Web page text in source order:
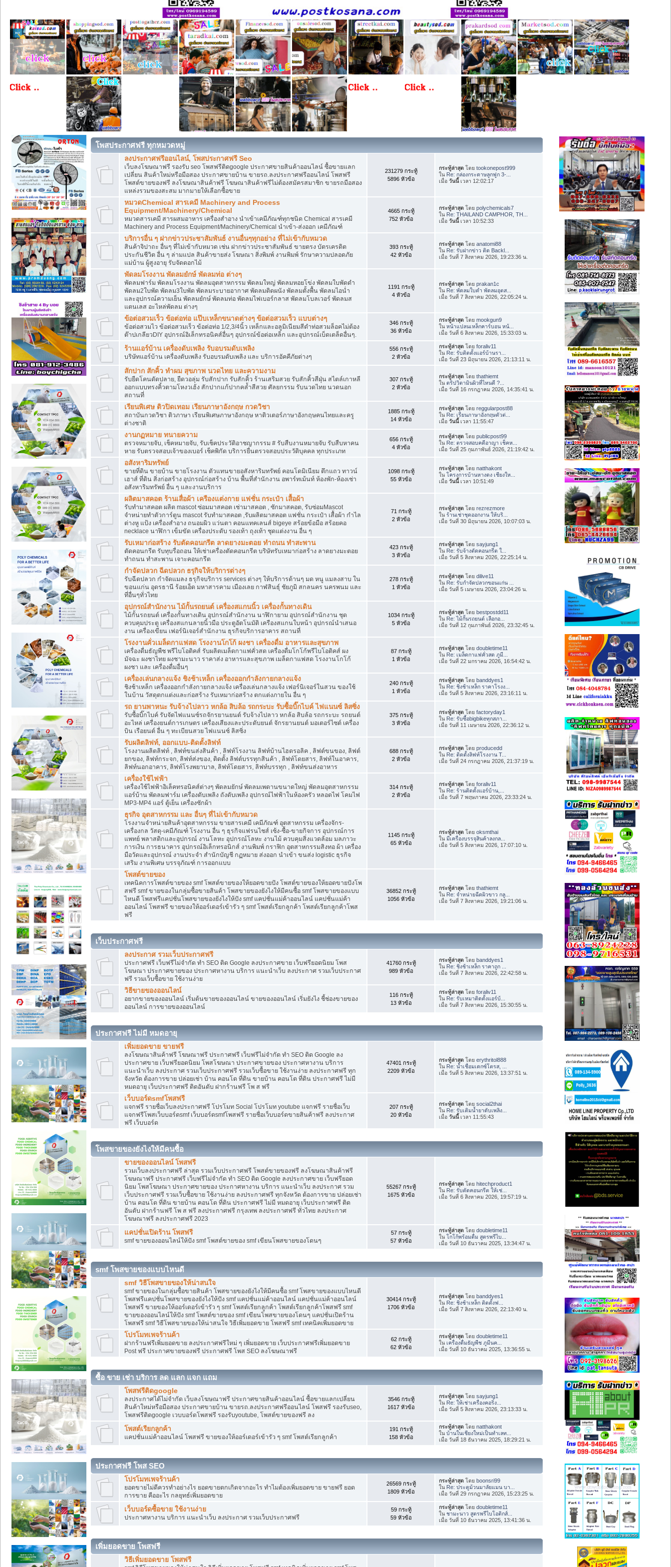
โพสประกาศฟรี ทุกหมวดหมู่
ลงประกาศฟรีออนไลน์, โพสประกาศฟรี Seo
เว็บลงโฆษณาฟรี รองรับ seo โพสฟรีติดgoogle ประกาศขายสินค้าออนไลน์ ซื้อขายแลก
เปลี่ยน สินค้าใหม่หรือมือสอง ประกาศขายบ้าน ขายรถ.ลงประกาศฟรีออนไลน์ โพสฟรี
โพสต์ขายของฟรี ลงโฆษณาสินค้าฟรี โฆษณาสินค้าฟรีไม่ต้องสมัครสมาชิก ขายรถมือสอง
แหล่งรวมของสะสม มากมายให้เลือกซื้อขาย
231279 กระทู้
5896 หัวข้อ
กระทู้ล่าสุด โดยtookonepost999
ใน Re: กล่องกระดาษลูกฟูก 3-...
เมื่อวันนี้เวลา 12:02:17
หมวดChemical สารเคมี Machinery and Process
Equipment/Machinery/Chemical
หมวดสารเคมี สารผสมอาหาร เครื่องสำอาง นำเข้าเคมีภัณฑ์ทุกชนิด Chemical สารเคมี
Machinery and Process Equipment/Machinery/Chemical นำเข้า-ส่งออก เคมีภัณฑ์
4665 กระทู้
752 หัวข้อ
กระทู้ล่าสุด โดยpolychemicals7
ใน Re: THAILAND CAMPHOR, TH...
เมื่อวันนี้เวลา 10:52:33
บริการอื่น ๆ ฝากข่าวประชาสัมพันธ์ งานอื่นๆทุกอย่าง ที่ไม่เข้ากับหมวด
สินค้าจิปาถะ อื่นๆ ที่ไม่เข้ากับหมวด เช่น ฝากข่าวประชาสัมพันธ์ ขายตรง บัตรเครดิต
ประกันชีวิต อื่น ๆ ล่ามแปล สินค้าขายส่ง โฆษณา สิ่งพิมพ์ งานพิมพ์ รักษาความปลอดภัย
แม่บ้าน ผู้สูงอายุ รับจัดดอกไม้
393 กระทู้
42 หัวข้อ
กระทู้ล่าสุด โดยanatomi88
ใน Re: รับฝากข่าว ติด Backl...
เมื่อ วันที่ 7 สิงหาคม 2026, 19:23:36 น.
พัดลมโรงงาน พัดลมยํกษ์ พัดลมท่อ ต่างๆ
พัดลมฟาร์ม พัดลมโรงงาน พัดลมอุตสาหกรรม พัดลมใหญ่ พัดลมหอยโข่ง พัดลมใบพัดดำ
พัดลม2ใบพัด พัดลม3ใบพัด พัดลมระบายอากาศ พัดลมติดผนัง พัดลมตั้งพื้น พัดลมไอน่ำ
และอุปกรณ์ความเย็น พัดลมยํกษ์ พัดลมท่อ พัดลมไฟเบอร์กลาส พัดลมโบลเวอร์ พัดลมส
แตนเลส อะไหล่พัดลม ต่างๆ
1191 กระทู้
4 หัวข้อ
กระทู้ล่าสุด โดยprakan1c
ใน Re: พัดลมใบดำ พัดลมอุตส...
เมื่อ วันที่ 7 สิงหาคม 2026, 22:05:24 น.
ข้อต่อสวมเร็ว ข้อต่อท่อ แป๊บเหล็กขนาดต่างๆ ข้อต่อสวมเร็ว แบบต่างๆ
ข้อต่อสวมไว ข้อต่อสวมเร็ว ข้อต่อท่อ 1/2,3/4นิ้ว เหล็กและอลูมิเนียมสีดำท่อสวมล็อคไม่ต้อง
ต๊าปเกลียวDIY อุปกรณ์อิเล็กทรอนิคส์อื่นๆ อุปกรณ์ข้อต่อเหล็ก และอุปกรณ์เบ็ดเตล็ดอื่นๆ.
346 กระทู้
36 หัวข้อ
กระทู้ล่าสุด โดยmookgun9
ในหน้าแปลนเหล็กคาร์บอน หน้...
เมื่อ วันที่ 6 สิงหาคม 2026, 15:33:03 น.
ร้านแอร์บ้าน เครื่องดับเพลิง รับอบรมดับเพลิง
บริษัทแอร์บ้าน เครื่องดับเพลิง รับอบรมดับเพลิง และ บริการอัคคีภัยต่างๆ
556 กระทู้
2 หัวข้อ
กระทู้ล่าสุด โดยforaliv11
ใน Re: รับติดตั้งแอร์บ้านรา...
เมื่อ วันที่ 23 มิถุนายน 2026, 21:13:11 น.
สักปาก สักคิ้ว ทำผม สุขภาพ นวดไทย และความงาม
รับยืดโคนดัดปลาย, ยืดวอลุ่ม รับสักปาก รับสักคิ้ว ร้านเสริมสวย รับสักคิ้วสีฝุ่น สไตล์เกาหลี
ออกแบบทรงคิ้วตามโหงวเฮ้ง สักปากแก้ปากคล้ำสีสวย ศัลยกรรม รับนวดไทย นวดนอก
สถานที่
307 กระทู้
2 หัวข้อ
กระทู้ล่าสุด โดยthathiemt
ในดริปวิตามินผิวที่ไหนดี ?...
เมื่อ วันที่ 16 กรกฎาคม 2026, 14:35:41 น.
เรียนพิเศษ ติวปิดเทอม เรียนภาษาอังกฤษ กวดวิชา
สถาบันกวดวิชา ติวภาษา เรียนพิเศษภาษาอังกฤษ หาติวเตอร์ภาษาอังกฤษคนไทยและครู
ต่างชาติ
1885 กระทู้
14 หัวข้อ
กระทู้ล่าสุด โดยreggularpost88
ใน Re: เรียนภาษาอังกฤษตัวต่...
เมื่อวันนี้เวลา 11:55:47
งานกฏหมาย ทนายความ
ตรวจหมายจับ, เช็คหมายจับ, รับเช็คประวัติอาชญากรรม # รับสืบงานหมายจับ รับสืบหาคน
หาย รับตรวจสอบเจ้าของเบอร์ เช็คพิกัด บริการยื่นตรวจสอบประวัติบุคคล ทุกประเภท
656 กระทู้
4 หัวข้อ
กระทู้ล่าสุด โดยpublicpost99
ใน Re: ตรวจสอบคดีอาญา เช็คห...
เมื่อ วันที่ 25 กุมภาพันธ์ 2026, 21:19:42 น.
อสังหาริมทรัพย์
ขายที่ดิน ขายบ้าน ขายโรงงาน ตัวแทนขายอสังหาริมทรัพย์ คอนโดมิเนียม ตึกแถว ทาวน์
เฮาส์ ที่ดิน สิ่งก่อสร้าง อุปกรณ์ก่อสร้าง บ้าน พื้นที่สำนักงาน อพาร์ทเม้นท์ ห้องพัก-ห้องเช่า
อสังหาริมทรัพย์ อื่น ๆ และงานบริการ
1098 กระทู้
55 หัวข้อ
กระทู้ล่าสุด โดยnatthakont
ในโครงการบ้านหางดง เชียงให...
เมื่อวันนี้เวลา 10:51:49
ผลิตมาสคอต ร้านเสื่อผ้า เครืองแต่งกาย แฟชั่น กระเป๋า เสื้อผ้า
รับทำมาสคอต ผลิต mascot ซ่อมมาสคอต เช่ามาสคอต , ซักมาสคอต, รับซ่อมMascot
จำหน่ายทำตัวการ์ตูน mascot รับทำมาสคอต ,รับผลิตมาสคอต แฟชั่น กระเป๋า เสื้อผ้า กำไล
ต่างหู แป้ง เครื่องสำอาง ถนอมผิว แว่นตา คอนแทคเลนส์ bigeye สร้อยข้อมือ สร้อยคอ
necklace นาฬิกา เข็มขัด เครื่องประดับ รองเท้า ถุงเท้า ชุดแต่งงาน อื่น ๆ
71 กระทู้
2 หัวข้อ
กระทู้ล่าสุด โดยrezrezmore
ในร้านเช่าชุดออกงาน ให้บริ...
เมื่อ วันที่ 30 มิถุนายน 2026, 10:07:03 น.
รับเหมาก่อสร้าง รับตัดคอนกรีต ลาดยางมะตอย ทำถนน ทำสะพาน
ตัดคอนกรีต รับทุบรื่อถอน ให้เช่าเครื่องตัดคอนกรีต บริษัทรับเหมาก่อสร้าง ลาดยางมะตอย
ทำถนน ทำสะพาน เจาะคอนกรีต
423 กระทู้
3 หัวข้อ
กระทู้ล่าสุด โดยsayjung1
ใน Re: รับจ้างตัดคอนกรีต ใ...
เมื่อ วันที่ 5 สิงหาคม 2026, 22:25:14 น.
กำจัดปลวก ฉีดปลวก ธรุกิจให้บริการต่างๆ
รับฉีดปลวก กำจัดแมลง ธรุกิจบริการ services ต่างๆ ให้บริการด้านๆ มด หนู แมลงสาบ ใน
ขอนแก่น อุดรธานี ร้อยเอ็ด มหาสารคาม เมืองเลย กาฬสินธุ์ ชัยภูมิ สกลนคร นครพนม และ
ที่อื่นๆทั่วไทย
278 กระทู้
1 หัวข้อ
กระทู้ล่าสุด โดยdilive11
ใน Re: รับกำจัดปลวกขอนแก่น ...
เมื่อ วันที่ 5 เมษายน 2026, 23:04:26 น.
อุปกรณ์สำนักงาน ไม้กั้นรถยนต์ เครื่องสแกนนิ้ว เครื่องกั้นทางเดิน
ไม้กั้นรถยนต์ เครื่องกั้นทางเดิน อุปกรณ์สำนักงาน นาฬิกายาม อุปกรณ์สำนักงาน ชุด
ควบคุมประตู เครื่องสแกนลายนิ้วมือ ประตูอัตโนมัติ เครืองสแกนใบหน้า อุปกรณ์นำเสนอ
งาน เครื่องเขียน เฟอร์นิเจอร์สำนักงาน ธุรกิจบริการอาคาร สถานที่
1034 กระทู้
5 หัวข้อ
กระทู้ล่าสุด โดยbestpostdd11
ใน Re: ไม้กั้นรถยนต์ เลือกอ...
เมื่อ วันที่ 12 กุมภาพันธ์ 2026, 23:32:45 น.
โรงงานคั่วเมล็ดกาแฟสด โรงงานโกโก้ ผงชา เครื่องดื่ม อาหารและสุขภาพ
เครื่องดื่มธัญพืช พรีไบโอติคส์ รับผลิตเมล็ดกาแฟคั่วสด เครื่องดื่มโกโก้พรีไบโอติคส์ ผง
มัจฉะ ผงชาไทย ผงชามะนาว ราคาส่ง อาหารและสุขภาพ เมล็ดกาแฟสด โรงงานโกโก้
ผงชา และ เครื่องดื่มอื่นๆ
87 กระทู้
1 หัวข้อ
กระทู้ล่าสุด โดยdoubletime11
ใน Re: เมล็ดกาแฟคั่วสด ภูมี...
เมื่อ วันที่ 22 มกราคม 2026, 16:54:42 น.
เครื่องเล่นกลางแจ้ง ชิงช้าเหล็ก เครื่องออกกำลังกายกลางแจ้ง
ชิงช้าเหล็ก เครื่องออกกำลังกายกลางแจ้ง เครื่องเล่นกลางแจ้ง เฟอร์นิเจอร์ในสวน ของใช้
ในบ้าน วัสดุตกแต่งและก่อสร้าง รับเหมาก่อสร้าง ตกแต่งภายใน อื่น ๆ
240 กระทู้
1 หัวข้อ
กระทู้ล่าสุด โดยbanddyes1
ใน Re: ชิงช้าเหล็ก ราคาโรงง...
เมื่อ วันที่ 5 สิงหาคม 2026, 23:16:11 น.
รถ ยานพาหนะ รับจ้างไปลาว หกล้อ สิบล้อ รถกระบะ รับซื้อบิ๊กไบค์ ไฟแนนซ์ ลิสซิ่ง
รับซื้อบิ๊กไบค์ รับจัดไฟแนนซ์รถจักรยานยนต์ รับจ้างไปลาว หกล้อ สิบล้อ รถกระบะ รถยนต์
อะไหล่ เครื่องยนต์การเกษตร เครื่องเสียงและประดับยนต์ จักรยานยนต์ มอเตอร์ไซต์ เครื่อง
บิน เรือยนต์ อื่น ๆ ทะเบียนสวย ไฟแนนซ์ ลิสซิ่ง
375 กระทู้
3 หัวข้อ
กระทู้ล่าสุด โดยfactoryday1
ใน Re: รับซื้อbigbikeทุกสภา...
เมื่อ วันที่ 11 เมษายน 2026, 22:36:12 น.
รับผลิตลิฟท์, ออกแบบ-ติดตั้งลิฟท์
โรงงานผลิตลิฟท์ , ลิฟท์ขนส่งสินค้า , ลิฟท์โรงงาน ลิฟท์บ้านไฮดรอลิค , ลิฟต์ขนของ, ลิฟต์
ยกของ, ลิฟท์กระจก, ลิฟท์ส่งของ, ติดตั้ง ลิฟต์บรรทุกสินค้า , ลิฟท์โดยสาร, ลิฟท์ในอาคาร,
ลิฟท์นอกอาคาร, ลิฟท์โรงพยาบาล, ลิฟท์โดยสาร, ลิฟท์บรรทุก , ลิฟท์ขนส่งอาหาร
688 กระทู้
2 หัวข้อ
กระทู้ล่าสุด โดยproducedd
ใน Re: ติดตั้งลิฟท์โรงงาน T...
เมื่อ วันที่ 24 กรกฎาคม 2026, 21:37:19 น.
เครื่องใช้ไฟฟ้า
เครื่องใช้ไฟฟ้าอิเล็คทรอนิคส์ต่างๆ พัดลมยักษ์ พัดลมเพดานขนาดใหญ่ พัดลมอุตสาหกรรม
แอร์บ้าน พัดลมฟาร์ม เครื่องดับเพลิง ถังดับเพลิง อุปกรณ์ไฟฟ้าในห้องครัว หลอดไฟ โคมไฟ
MP3-MP4 แอร์ ตู้เย็น เครื่องซักผ้า
314 กระทู้
2 หัวข้อ
กระทู้ล่าสุด โดยforaliv11
ใน Re: ร้านติดตั้งแอร์บ้าน,...
เมื่อ วันที่ 7 พฤษภาคม 2026, 23:33:24 น.
ธุรกิจ อุตสาหกรรม และ อื่นๆ ที่ไม่เข้ากับหมวด
โรงงานจำหน่ายสินค้าอุตสาหกรรม ขายสารเคมี เคมีภัณฑ์ อุตสาหกรรม เครื่องจักร-
เครื่องกล วัสดุ-เคมีภัณฑ์ โรงงาน อื่น ๆ ธุรกิจแฟรนไชส์ เซ้ง-ซื้อ-ขายกิจการ อุปกรณ์การ
แพทย์ พลาสติกและอุปกรณ์ งานโลหะ อุปกรณ์โลหะ งานไม้ ควบคุมสิ่งแวดล้อม มลภาวะ
การเงิน การธนาคาร อุปกรณ์อิเล็กทรอนิกส์ งานพิมพ์ กราฟิก อุตสาหกรรมสิงทอ ผ้า เครื่อง
มือวัดและอุปกรณ์ งานประจำ สำนักบัญชี กฏหมาย ส่งออก นำเข้า ขนส่ง logistic ธุรกิจ
เสริม งานพิเศษ บรรจุภัณฑ์ การออกแบบ
1145 กระทู้
65 หัวข้อ
กระทู้ล่าสุด โดยoksmthai
ในมีเครื่องบรรจุสินค้าลงกล...
เมื่อ วันที่ 5 สิงหาคม 2026, 17:07:10 น.
โพสต์ขายของ
เทคนิคการโพสต์ขายของ smf โพสต์ขายของให้ยอดขายปัง โพสต์ขายของให้ยอดขายปังโพ
สฟรี smf ขายของในกลุ่มซื้อขายสินค้า โพสขายของยังไงให้มีคนซื้อ smf โพสขายของแบบ
ไหนดี โพสฟรีแคปชั่นโพสขายของยังไงให้ปัง smf แคปชั่นแม่ค้าออนไลน์ แคปชั่นแม่ค้า
ออนไลน์ โพสฟรี ขายของให้ออร์เดอร์เข้ารัว ๆ smf โพสต์เรียกลูกค้า โพสต์เรียกลูกค้าโพส
ฟรี
36852 กระทู้
1056 หัวข้อ
กระทู้ล่าสุด โดยthathiemt
ใน Re: จำหน่ายฉีดผิวขาว กลู...
เมื่อ วันที่ 7 สิงหาคม 2026, 19:21:06 น.
เว็บประกาศฟรี
ลงประกาศ รวมเว็บประกาศฟรี
ประกาศฟรี เว็บฟรีไม่จำกัด ทำ SEO ติด Google ลงประกาศขาย เว็บฟรียอดนิยม โพส
โฆษณา ประกาศขายของ ประกาศหางาน บริการ แนะนำเว็บ ลงประกาศ รวมเว็บประกาศ
ฟรี รวมเว็บซื้อขาย ใช้งานง่าย
41760 กระทู้
989 หัวข้อ
กระทู้ล่าสุด โดยbanddyes1
ใน Re: ชิงช้าเหล็ก ราคาถูก ...
เมื่อ วันที่ 7 สิงหาคม 2026, 22:42:58 น.
วิธีขายของออนไลน์
อยากขายของออนไลน์ เริ่มต้นขายของออนไลน์ ขายของออนไลน์ เริ่มยังไง ชี้ช่องขายของ
ออนไลน์ การขายของออนไลน์
116 กระทู้
13 หัวข้อ
กระทู้ล่าสุด โดยforaliv11
ใน Re: รับเหมาติดตั้งแอร์บ้...
เมื่อ วันที่ 7 สิงหาคม 2026, 15:30:55 น.
ประกาศฟรี ไม่มี หมดอายุ
เพิ่มยอดขาย ขายฟรี
ลงโฆษณาสินค้าฟรี โฆษณาฟรี ประกาศฟรี เว็บฟรีไม่จำกัด ทำ SEO ติด Google ลง
ประกาศขาย เว็บฟรียอดนิยม โพสโฆษณา ประกาศขายของ ประกาศหางาน บริการ
แนะนำเว็บ ลงประกาศ รวมเว็บประกาศฟรี รวมเว็บซื้อขาย ใช้งานง่าย ลงประกาศฟรี ทุก
จังหวัด ต้องการขาย ปล่อยเช่า บ้าน คอนโด ที่ดิน ขายบ้าน คอนโด ที่ดิน ประกาศฟรี ไม่มี
หมดอายุ เว็บประกาศฟรี ติดอันดับ ฝากร้านฟรี โพ ส ฟรี
47401 กระทู้
2209 หัวข้อ
กระทู้ล่าสุด โดยerythritol888
ใน Re: น้ำเชื่อมเดกซ์โตรส, ...
เมื่อ วันที่ 5 สิงหาคม 2026, 13:37:51 น.
เว็บบอร์ดsmfโพสฟรี
แจกฟรี รายชื่อเว็บลงประกาศฟรี โปรโมท Social โปรโมท youtube แจกฟรี รายชื่อเว็บ
แจกฟรีโพสเว็บบอร์ดsmf เว็บบอร์ดsmfโพสฟรี รายชื่อเว็บบอร์ดขายสินค้าฟรี ลงประกาศ
ฟรี เว็บบอร์ด
207 กระทู้
20 หัวข้อ
กระทู้ล่าสุด โดยsocial2thai
ใน Re: รับเติมน้ำยาดับเพลิง...
เมื่อวันนี้เวลา 11:55:43
โพสขายของยังไงให้มีคนซื้อ
ขายของออนไลน์ โพสฟรี
รวมเว็บลงประกาศฟรี ล่าสุด รวมเว็บประกาศฟรี โพสต์ขายของฟรี ลงโฆษณาสินค้าฟรี
โฆษณาฟรี ประกาศฟรี เว็บฟรีไม่จำกัด ทำ SEO ติด Google ลงประกาศขาย เว็บฟรียอด
นิยม โพสโฆษณา ประกาศขายของ ประกาศหางาน บริการ แนะนำเว็บ ลงประกาศ รวม
เว็บประกาศฟรี รวมเว็บซื้อขาย ใช้งานง่าย ลงประกาศฟรี ทุกจังหวัด ต้องการขาย ปล่อยเช่า
บ้าน คอนโด ที่ดิน ขายบ้าน คอนโด ที่ดิน ประกาศฟรี ไม่มี หมดอายุ เว็บประกาศฟรี ติด
อันดับ ฝากร้านฟรี โพ ส ฟรี ลงประกาศฟรี กรุงเทพ ลงประกาศฟรี ทั่วไทย ลงประกาศ
โฆษณาฟรี ลงประกาศฟรี 2023
55267 กระทู้
1675 หัวข้อ
กระทู้ล่าสุด โดยhitechproduct1
ใน Re: รับตัดคอนกรีต ให้เช่...
เมื่อ วันที่ 6 สิงหาคม 2026, 19:57:19 น.
แคปชั่นเปิดร้าน โพสฟรี
smf ขายของออนไลน์ให้ปัง smf โพสต์ขายของ smf เขียนโพสขายของโดนๆ
57 กระทู้
57 หัวข้อ
กระทู้ล่าสุด โดยdoubletime11
ในโกโก้พร้อมดื่ม สูตรพรีไบ...
เมื่อ วันที่ 10 ธันวาคม 2025, 13:34:47 น.
smf โพสขายของแบบไหนดี
smf วิธีโพสขายของให้น่าสนใจ
smf ขายของในกลุ่มซื้อขายสินค้า โพสขายของยังไงให้มีคนซื้อ smf โพสขายของแบบไหนดี
โพสฟรีแคปชั่นโพสขายของยังไงให้ปัง smf แคปชั่นแม่ค้าออนไลน์ แคปชั่นแม่ค้าออนไลน์
โพสฟรี ขายของให้ออร์เดอร์เข้ารัว ๆ smf โพสต์เรียกลูกค้า โพสต์เรียกลูกค้าโพสฟรี smf
ขายของออนไลน์ให้ปัง smf โพสต์ขายของ smf เขียนโพสขายของโดนๆ แคปชั่นเปิดร้าน
โพสฟรี smf วิธีโพสขายของให้น่าสนใจ วิธีเพิ่มยอดขาย โพสฟรี smf เทคนิคเพิ่มยอดขาย
30414 กระทู้
1706 หัวข้อ
กระทู้ล่าสุด โดยbanddyes1
ใน Re: ชิงช้าเหล็ก ติดตั้งฟ...
เมื่อ วันที่ 7 สิงหาคม 2026, 22:13:40 น.
โปรโมทเพจร้านค้า
ฝากร้านฟรีเพิ่มยอดขาย ลงประกาศฟรีใหม่ ๆ เพิ่มยอดขาย เว็บประกาศฟรีเพิ่มยอดขาย
Post ฟรี ประกาศขายของฟรี ประกาศฟรี โพส SEO ลงโฆษณาฟรี
62 กระทู้
62 หัวข้อ
กระทู้ล่าสุด โดยdoubletime11
ในเครื่องดื่มธัญพืช ภูมีนค...
เมื่อ วันที่ 10 ธันวาคม 2025, 13:36:55 น.
ซื้อ ขาย เช่า บริการ ลด แลก แจก แถม
โพสฟรีติดgoogle
ลงประกาศได้ไม่จำกัด เว็บลงโฆษณาฟรี ประกาศขายสินค้าออนไลน์ ซื้อขายแลกเปลี่ยน
สินค้าใหม่หรือมือสอง ประกาศขายบ้าน ขายรถ.ลงประกาศฟรีออนไลน์ โพสฟรี รองรับseo,
โพสฟรีติดgoogle เวบบอร์ดโพสฟรี รองรับyoutube, โพสต์ขายของฟรี ลง
3546 กระทู้
1617 หัวข้อ
กระทู้ล่าสุด โดยsayjung1
ใน Re: ให้เช่าเครื่องคอริ่ง...
เมื่อ วันที่ 5 สิงหาคม 2026, 23:13:33 น.
โพสต์เรียกลูกค้า
แคปชั่นแม่ค้าออนไลน์ โพสฟรี ขายของให้ออร์เดอร์เข้ารัว ๆ smf โพสต์เรียกลูกค้า
191 กระทู้
158 หัวข้อ
กระทู้ล่าสุด โดยnatthakont
ในบ้านในเชียงใหม่เป็นทำเลท...
เมื่อ วันที่ 18 ธันวาคม 2025, 18:29:21 น.
ประกาศฟรี โพส SEO
โปรโมทเพจร้านค้า
ยอดขายไม่ดีควรทำอย่างไร ยอดขายตกเกิดจากอะไร ทำไมต้องเพิ่มยอดขาย ขายฟรี ยอด
การขาย คืออะไร กลยุทธ์เพิ่มยอดขาย
26569 กระทู้
1809 หัวข้อ
กระทู้ล่าสุด โดยboonsri99
ใน Re: ประตูม้วนมาลัยแมน บา...
เมื่อ วันที่ 29 กรกฎาคม 2026, 15:23:25 น.
เว็บบอร์ดซื้อขาย ใช้งานง่าย
ประกาศหางาน บริการ แนะนำเว็บ ลงประกาศ รวมเว็บประกาศฟรี
59 กระทู้
59 หัวข้อ
กระทู้ล่าสุด โดยdoubletime11
ในชามะนาว สูตรพรีไบโอติกส์...
เมื่อ วันที่ 10 ธันวาคม 2025, 13:41:36 น.
เพิ่มยอดขาย โพสฟรี
วิธีเพิ่มยอดขาย โพสฟรี